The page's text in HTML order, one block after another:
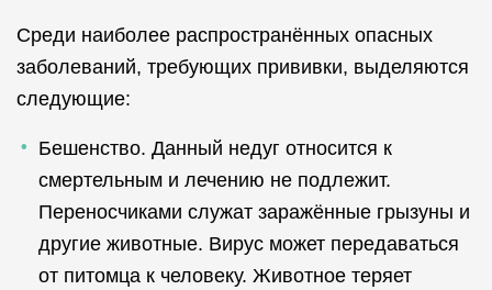
Среди наиболее распространённых опасных
заболеваний, требующих прививки, выделяются
следующие:
Бешенство. Данный недуг относится к
смертельным и лечению не подлежит.
Переносчиками служат заражённые грызуны и
другие животные. Вирус может передаваться
от питомца к человеку. Животное теряет